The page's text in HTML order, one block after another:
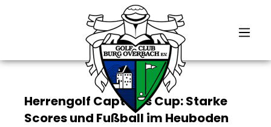
Herrengolf Captains Cup: Starke
Scores und Fußball im Heuboden